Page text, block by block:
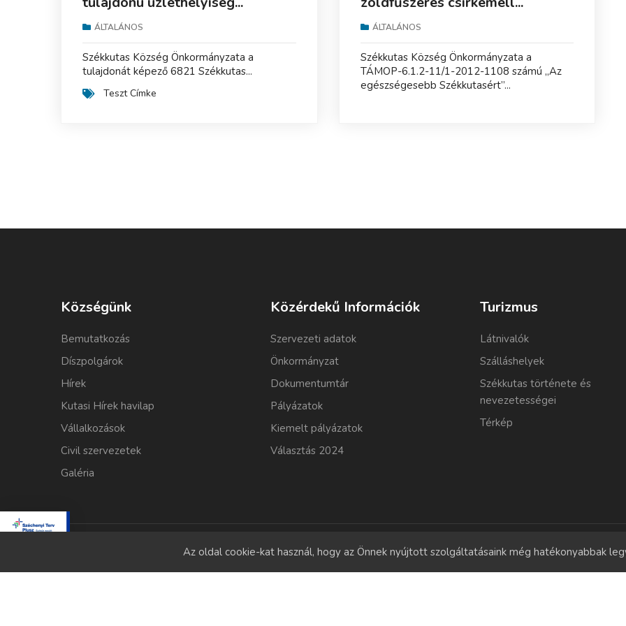
ÁLTALÁNOS
Székkutas Község Önkormányzata a
tulajdonát képező 6821 Székkutas...
Teszt Címke
ÁLTALÁNOS
Székkutas Község Önkormányzata a
TÁMOP-6.1.2-11/1-2012-1108 számú „Az
egészségesebb Székkutasért”...
Községünk
Bemutatkozás
Díszpolgárok
Hírek
Kutasi Hírek havilap
Vállalkozások
Civil szervezetek
Galéria
Közérdekű Információk
Szervezeti adatok
Önkormányzat
Dokumentumtár
Pályázatok
Kiemelt pályázatok
Választás 2024
Turizmus
Látnivalók
Szálláshelyek
Székkutas története és
nevezetességei
Térkép
Copyrights© 2011-2026 Szekkutas.hu Minden jog fenntartva.
Süti szabályzat
Az oldal cookie-kat használ, hogy az Önnek nyújtott szolgáltatásaink még hatékonyabbak